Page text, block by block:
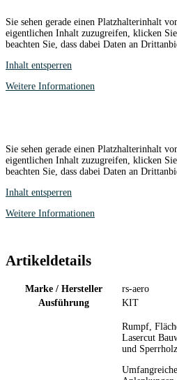
Sie sehen gerade einen Platzhalterinhalt
eigentlichen Inhalt zuzugreifen, klicken
beachten Sie, dass dabei Daten an
Inhalt entsperren
Weitere Informationen
Sie sehen gerade einen Platzhalterinhalt
eigentlichen Inhalt zuzugreifen, klicken
beachten Sie, dass dabei Daten an
Inhalt entsperren
Weitere Informationen
Artikeldetails
Marke / Hersteller
rs-aero
Ausführung
KIT
Rumpf,
Lasercut
und Sperrholz